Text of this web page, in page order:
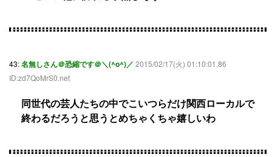
43:名無しさん＠恐縮です＠＼(^o^)／ 2015/02/17(火) 01:10:01.86
ID:zd7QoMrS0.net
同世代の芸人たちの中でこいつらだけ関西ローカルで
終わるだろうと思うとめちゃくちゃ嬉しいわ